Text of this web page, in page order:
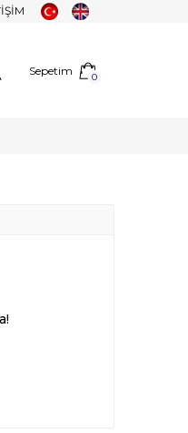
Sepetim 0